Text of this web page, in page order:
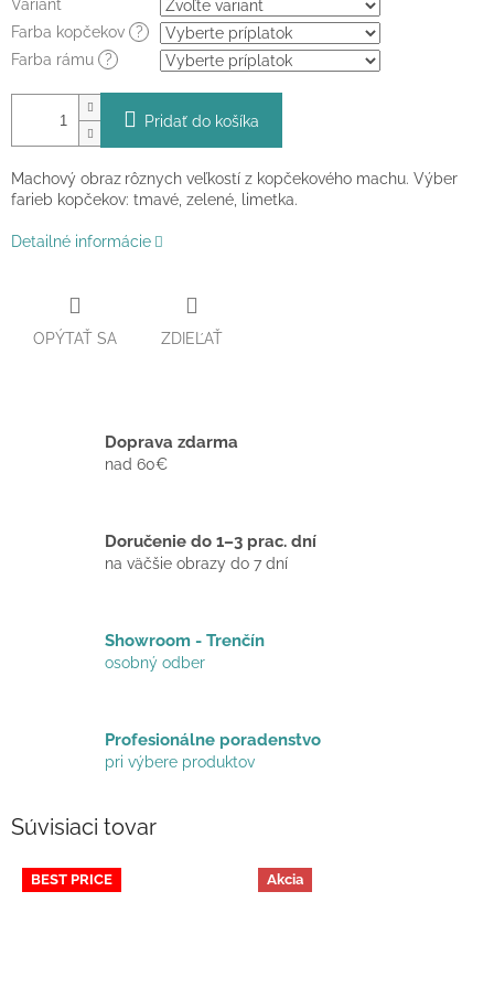
Variant
Farba kopčekov
?
Farba rámu
?
Pridať do košíka
Machový obraz rôznych veľkostí z kopčekového machu. Výber
farieb kopčekov: tmavé, zelené, limetka.
Detailné informácie
OPÝTAŤ SA ZDIEĽAŤ
Doprava zdarma
nad 60€
Doručenie do 1–3 prac. dní
na väčšie obrazy do 7 dní
Showroom - Trenčín
osobný odber
Profesionálne poradenstvo
pri výbere produktov
Súvisiaci tovar
BEST PRICE Akcia